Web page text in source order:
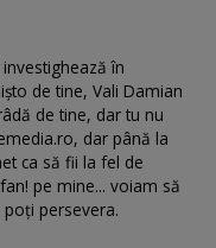
în
de tine, Vali Damian
de tine, dar tu nu
dar până la
ca să fii la fel de
pe mine... voiam să
persevera.